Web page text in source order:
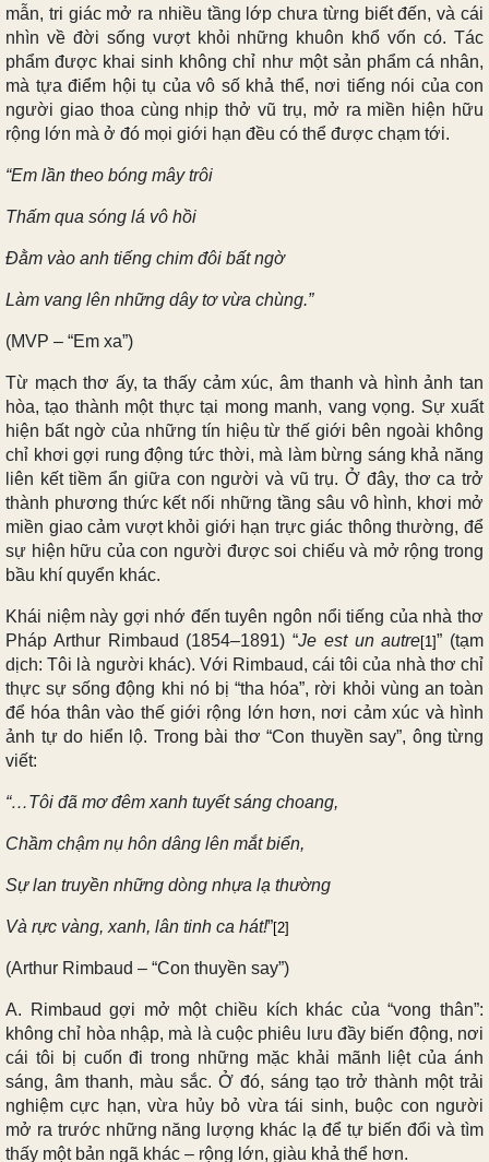
mẫn, tri giác mở ra nhiều tầng lớp chưa từng biết đến, và cái
nhìn về đời sống vượt khỏi những khuôn khổ vốn có. Tác
phẩm được khai sinh không chỉ như một sản phẩm cá nhân,
mà tựa điểm hội tụ của vô số khả thể, nơi tiếng nói của con
người giao thoa cùng nhịp thở vũ trụ, mở ra miền hiện hữu
rộng lớn mà ở đó mọi giới hạn đều có thể được chạm tới.
“Em lần theo bóng mây trôi
Thấm qua sóng lá vô hồi
Ðằm vào anh tiếng chim đôi bất ngờ
Làm vang lên những dây tơ vừa chùng.”
(MVP – “Em xa”)
Từ mạch thơ ấy, ta thấy cảm xúc, âm thanh và hình ảnh tan
hòa, tạo thành một thực tại mong manh, vang vọng. Sự xuất
hiện bất ngờ của những tín hiệu từ thế giới bên ngoài không
chỉ khơi gợi rung động tức thời, mà làm bừng sáng khả năng
liên kết tiềm ẩn giữa con người và vũ trụ. Ở đây, thơ ca trở
thành phương thức kết nối những tầng sâu vô hình, khơi mở
miền giao cảm vượt khỏi giới hạn trực giác thông thường, để
sự hiện hữu của con người được soi chiếu và mở rộng trong
bầu khí quyển khác.
Khái niệm này gợi nhớ đến tuyên ngôn nổi tiếng của nhà thơ
Pháp Arthur Rimbaud (1854–1891) “Je est un autre[1]” (tạm
dịch: Tôi là người khác). Với Rimbaud, cái tôi của nhà thơ chỉ
thực sự sống động khi nó bị “tha hóa”, rời khỏi vùng an toàn
để hóa thân vào thế giới rộng lớn hơn, nơi cảm xúc và hình
ảnh tự do hiển lộ. Trong bài thơ “Con thuyền say”, ông từng
viết:
“…Tôi đã mơ đêm xanh tuyết sáng choang,
Chầm chậm nụ hôn dâng lên mắt biển,
Sự lan truyền những dòng nhựa lạ thường
Và rực vàng, xanh, lân tinh ca hát!”[2]
(Arthur Rimbaud – “Con thuyền say”)
A. Rimbaud gợi mở một chiều kích khác của “vong thân”:
không chỉ hòa nhập, mà là cuộc phiêu lưu đầy biến động, nơi
cái tôi bị cuốn đi trong những mặc khải mãnh liệt của ánh
sáng, âm thanh, màu sắc. Ở đó, sáng tạo trở thành một trải
nghiệm cực hạn, vừa hủy bỏ vừa tái sinh, buộc con người
mở ra trước những năng lượng khác lạ để tự biến đổi và tìm
thấy một bản ngã khác – rộng lớn, giàu khả thể hơn.